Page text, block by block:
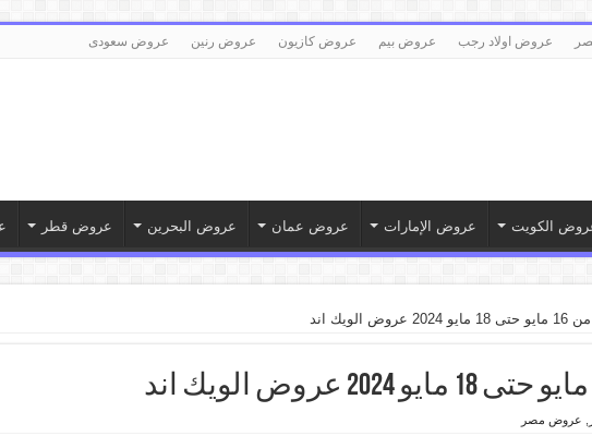
عروض اولاد رجب عروض بيم عروض كازيون عروض رنين عروض سعودى
الكويت عروض الإمارات عروض عمان عروض البحرين عروض قطر
الويك اند
عروض مصر